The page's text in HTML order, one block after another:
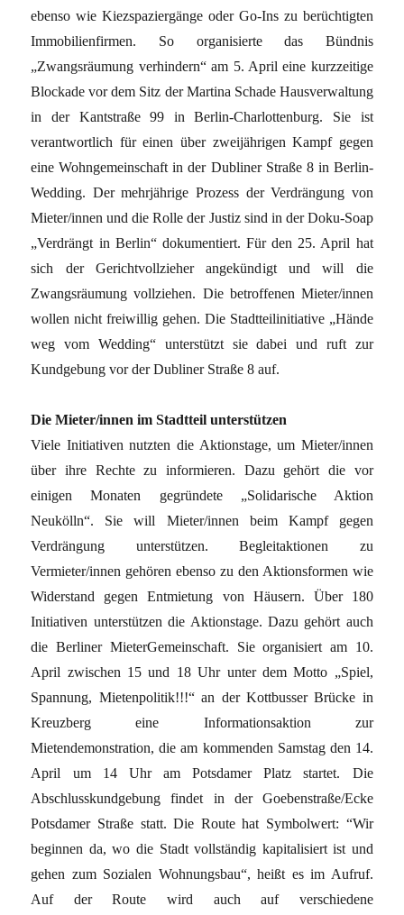
ebenso wie Kiezspaziergänge oder Go-Ins zu berüchtigten
Immobilienfirmen. So organisierte das Bündnis
„Zwangsräumung verhindern“ am 5. April eine kurzzeitige
Blockade vor dem Sitz der Martina Schade Hausverwaltung
in der Kantstraße 99 in Berlin-Charlottenburg. Sie ist
verantwortlich für einen über zweijährigen Kampf gegen
eine Wohngemeinschaft in der Dubliner Straße 8 in Berlin-
Wedding. Der mehrjährige Prozess der Verdrängung von
Mieter/innen und die Rolle der Justiz sind in der Doku-Soap
„Verdrängt in Berlin“ dokumentiert. Für den 25. April hat
sich der Gerichtvollzieher angekündigt und will die
Zwangsräumung vollziehen. Die betroffenen Mieter/innen
wollen nicht freiwillig gehen. Die Stadtteilinitiative „Hände
weg vom Wedding“ unterstützt sie dabei und ruft zur
Kundgebung vor der Dubliner Straße 8 auf.
Die Mieter/innen im Stadtteil unterstützen
Viele Initiativen nutzten die Aktionstage, um Mieter/innen
über ihre Rechte zu informieren. Dazu gehört die vor
einigen Monaten gegründete „Solidarische Aktion
Neukölln“. Sie will Mieter/innen beim Kampf gegen
Verdrängung unterstützen. Begleitaktionen zu
Vermieter/innen gehören ebenso zu den Aktionsformen wie
Widerstand gegen Entmietung von Häusern. Über 180
Initiativen unterstützen die Aktionstage. Dazu gehört auch
die Berliner MieterGemeinschaft. Sie organisiert am 10.
April zwischen 15 und 18 Uhr unter dem Motto „Spiel,
Spannung, Mietenpolitik!!!“ an der Kottbusser Brücke in
Kreuzberg eine Informationsaktion zur
Mietendemonstration, die am kommenden Samstag den 14.
April um 14 Uhr am Potsdamer Platz startet. Die
Abschlusskundgebung findet in der Goebenstraße/Ecke
Potsdamer Straße statt. Die Route hat Symbolwert: “Wir
beginnen da, wo die Stadt vollständig kapitalisiert ist und
gehen zum Sozialen Wohnungsbau“, heißt es im Aufruf.
Auf der Route wird auch auf verschiedene